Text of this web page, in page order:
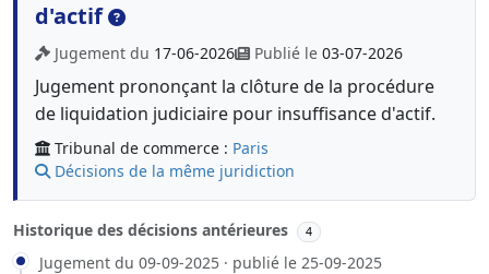
d'actif
Jugement du 17-06-2026 Publié le 03-07-2026
Jugement prononçant la clôture de la procédure
de liquidation judiciaire pour insuffisance d'actif.
Tribunal de commerce : Paris
Décisions de la même juridiction
Historique des décisions antérieures 4
Jugement du 09-09-2025 · publié le 25-09-2025